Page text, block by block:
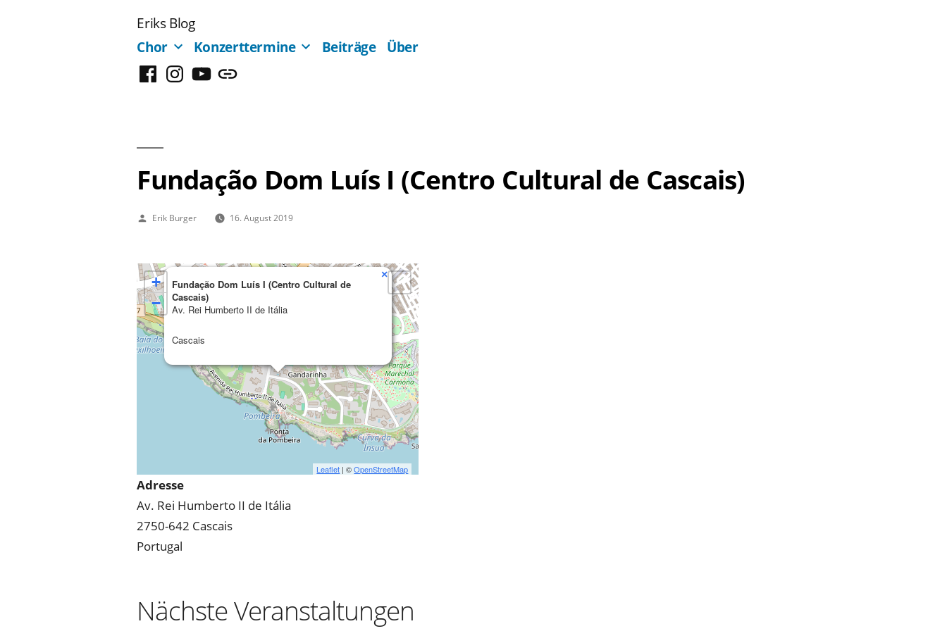
Eriks Blog
Chor
Konzerttermine Beiträge Über
FacebookInstagram
YouTubeMastodon
Fundação Dom Luís I (Centro Cultural de Cascais)
Veröffentlicht
Erik Burger 16. August 2019
Fundação Dom Luís I (Centro Cultural de
Cascais)
Av. Rei Humberto II de Itália
Cascais
×
+
−
Leaflet | ©OpenStreetMap
Adresse
Av. Rei Humberto II de Itália
2750-642 Cascais
Portugal
Nächste Veranstaltungen